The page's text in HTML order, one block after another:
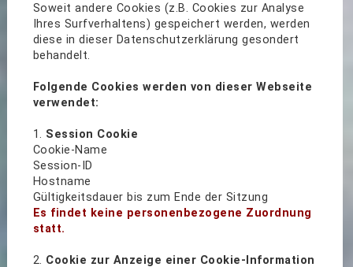
Soweit andere Cookies (z.B. Cookies zur Analyse
Ihres Surfverhaltens) gespeichert werden, werden
diese in dieser Datenschutzerklärung gesondert
behandelt.
Folgende Cookies werden von dieser Webseite
verwendet:
1. Session Cookie
Cookie-Name
Session-ID
Hostname
Gültigkeitsdauer bis zum Ende der Sitzung
Es findet keine personenbezogene Zuordnung
statt.
2. Cookie zur Anzeige einer Cookie-Information